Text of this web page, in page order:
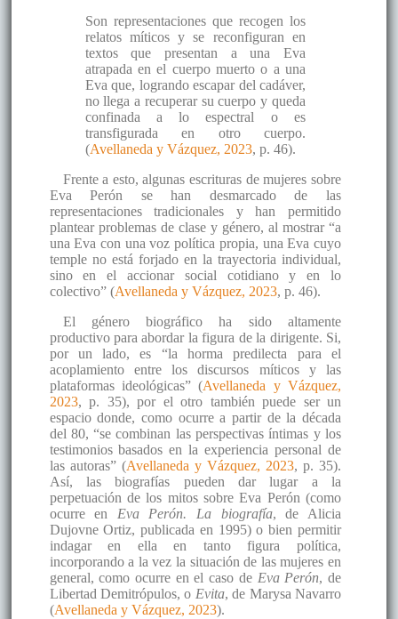
Son representaciones que recogen los
relatos míticos y se reconfiguran en
textos que presentan a una Eva
atrapada en el cuerpo muerto o a una
Eva que, logrando escapar del cadáver,
no llega a recuperar su cuerpo y queda
confinada a lo espectral o es
transfigurada en otro cuerpo.
(Avellaneda y Vázquez, 2023, p. 46).
Frente a esto, algunas escrituras de mujeres sobre
Eva Perón se han desmarcado de las
representaciones tradicionales y han permitido
plantear problemas de clase y género, al mostrar “a
una Eva con una voz política propia, una Eva cuyo
temple no está forjado en la trayectoria individual,
sino en el accionar social cotidiano y en lo
colectivo” (Avellaneda y Vázquez, 2023, p. 46).
El género biográfico ha sido altamente
productivo para abordar la figura de la dirigente. Si,
por un lado, es “la horma predilecta para el
acoplamiento entre los discursos míticos y las
plataformas ideológicas” (Avellaneda y Vázquez,
2023, p. 35), por el otro también puede ser un
espacio donde, como ocurre a partir de la década
del 80, “se combinan las perspectivas íntimas y los
testimonios basados en la experiencia personal de
las autoras” (Avellaneda y Vázquez, 2023, p. 35).
Así, las biografías pueden dar lugar a la
perpetuación de los mitos sobre Eva Perón (como
ocurre en Eva Perón. La biografía, de Alicia
Dujovne Ortiz, publicada en 1995) o bien permitir
indagar en ella en tanto figura política,
incorporando a la vez la situación de las mujeres en
general, como ocurre en el caso de Eva Perón, de
Libertad Demitrópulos, o Evita, de Marysa Navarro
(Avellaneda y Vázquez, 2023).